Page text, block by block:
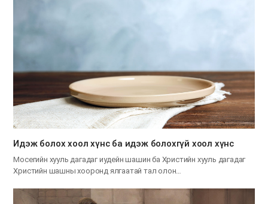
Идэж болох хоол хүнс ба идэж болохгүй хоол хүнс
Мосегийн хууль дагадаг иудейн шашин ба Христийн хууль дагадаг
Христийн шашны хооронд ялгаатай тал олон…